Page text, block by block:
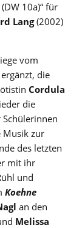
10a)“ für
Lang(2002)
vom
die
Cordula
die
Schülerinnen
Musik zur
des letzten
mit ihr
und
Koehne
an den
Melissa